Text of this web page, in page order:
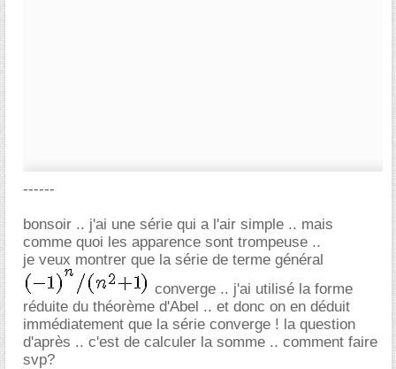
------
bonsoir .. j'ai une série qui a l'air simple .. mais
comme quoi les apparence sont trompeuse ..
je veux montrer que la série de terme général
converge .. j'ai utilisé la forme
réduite du théorème d'Abel .. et donc on en déduit
immédiatement que la série converge ! la question
d'après .. c'est de calculer la somme .. comment faire
svp?